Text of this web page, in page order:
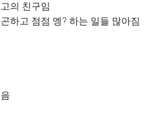
의 친구임
하고 점점 엥? 하는 일들 많아짐